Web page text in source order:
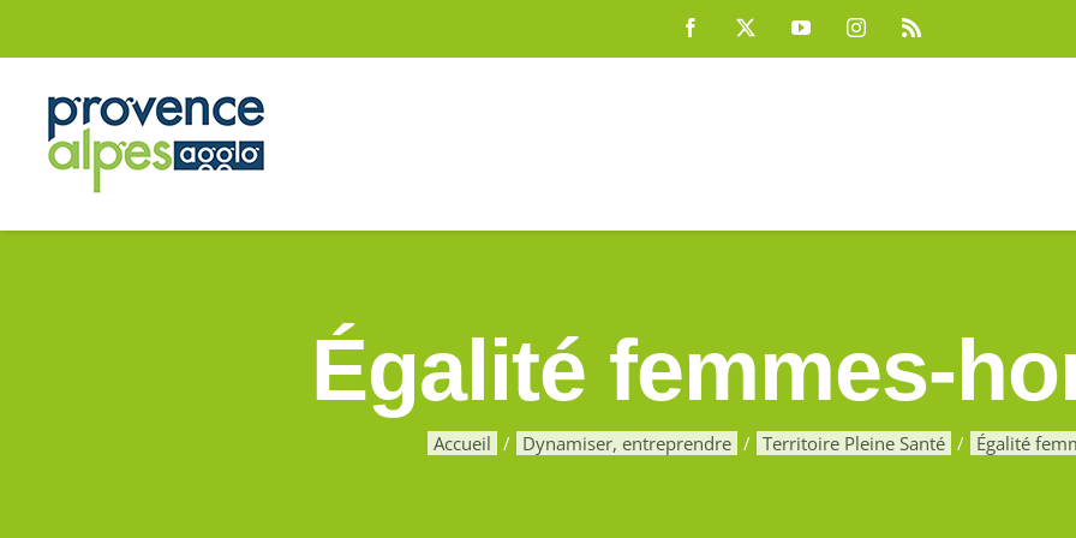
Facebook YouTubeInstagram
Égalité femmes-
Accueil Dynamiser, entreprendre Territoire Pleine Santé Égalité